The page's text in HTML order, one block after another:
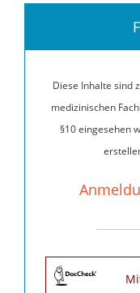
Diese Inhalte sind
medizinischen
§10 eingesehen